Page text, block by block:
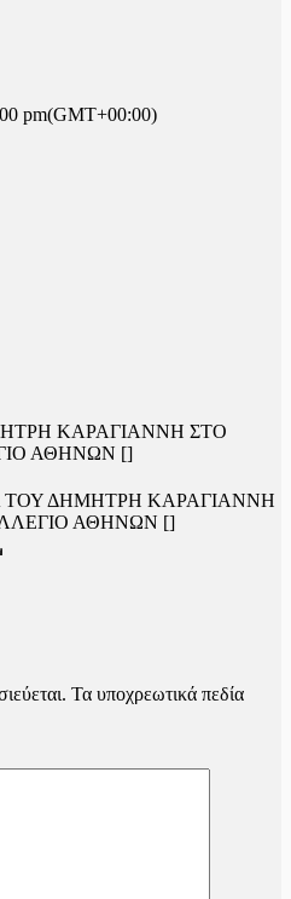
pm(GMT+00:00)
ΚΑΡΑΓΙΑΝΝΗ ΣΤΟ
ΑΘΗΝΩΝ []
ΤΟΥ ΔΗΜΗΤΡΗ ΚΑΡΑΓΙΑΝΝΗ
ΑΘΗΝΩΝ []
Τα υποχρεωτικά πεδία